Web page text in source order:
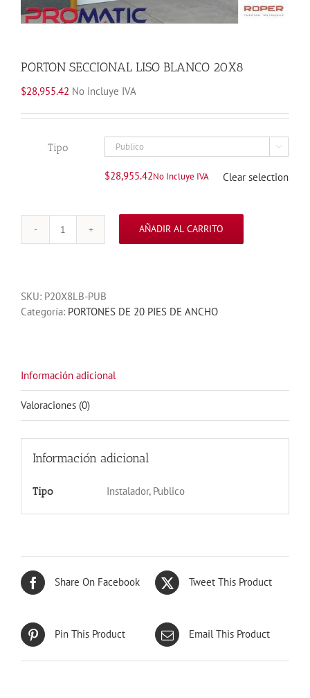
PORTON SECCIONAL LISO BLANCO 20X8
$28,955.42 No incluye IVA
Tipo 
$28,955.42No Incluye IVA Clear selection
PORTON
20X8
cantidad
AÑADIR AL CARRITO
SKU: P20X8LB-PUB
Categoría: PORTONES DE 20 PIES DE ANCHO
Información adicional
Valoraciones (0)
Información adicional
Tipo Instalador, Publico
Share On Facebook Tweet This Product
Pin This Product Email This Product